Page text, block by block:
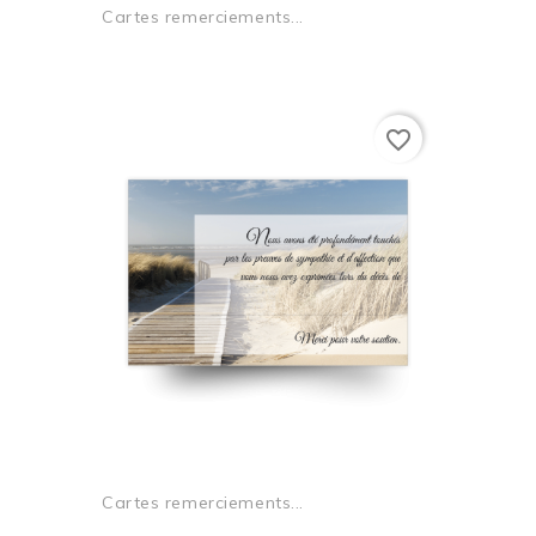
Cartes remerciements...
Cartes remerciements...
favorite_border